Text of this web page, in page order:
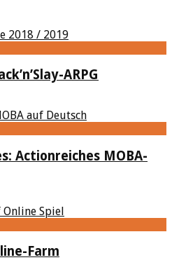
ARPG
Actionreiches MOBA-
Farm